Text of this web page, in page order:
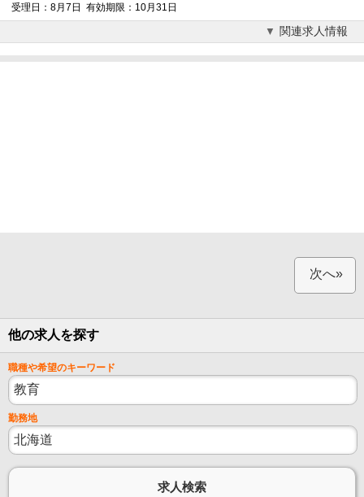
受理日：8月7日 有効期限：10月31日
関連求人情報
次へ»
他の求人を探す
職種や希望のキーワード
勤務地